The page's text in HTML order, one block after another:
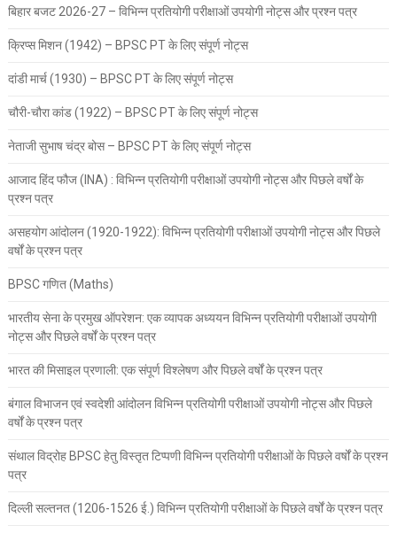
बिहार बजट 2026-27 – विभिन्न प्रतियोगी परीक्षाओं उपयोगी नोट्स और प्रश्न पत्र
क्रिप्स मिशन (1942) – BPSC PT के लिए संपूर्ण नोट्स
दांडी मार्च (1930) – BPSC PT के लिए संपूर्ण नोट्स
चौरी-चौरा कांड (1922) – BPSC PT के लिए संपूर्ण नोट्स
नेताजी सुभाष चंद्र बोस – BPSC PT के लिए संपूर्ण नोट्स
आजाद हिंद फौज (INA) : विभिन्न प्रतियोगी परीक्षाओं उपयोगी नोट्स और पिछले वर्षों के
प्रश्न पत्र
असहयोग आंदोलन (1920-1922): विभिन्न प्रतियोगी परीक्षाओं उपयोगी नोट्स और पिछले
वर्षों के प्रश्न पत्र
BPSC गणित (Maths)
भारतीय सेना के प्रमुख ऑपरेशन: एक व्यापक अध्ययन विभिन्न प्रतियोगी परीक्षाओं उपयोगी
नोट्स और पिछले वर्षों के प्रश्न पत्र
भारत की मिसाइल प्रणाली: एक संपूर्ण विश्लेषण और पिछले वर्षों के प्रश्न पत्र
बंगाल विभाजन एवं स्वदेशी आंदोलन विभिन्न प्रतियोगी परीक्षाओं उपयोगी नोट्स और पिछले
वर्षों के प्रश्न पत्र
संथाल विद्रोह BPSC हेतु विस्तृत टिप्पणी विभिन्न प्रतियोगी परीक्षाओं के पिछले वर्षों के प्रश्न
पत्र
दिल्ली सल्तनत (1206-1526 ई.) विभिन्न प्रतियोगी परीक्षाओं के पिछले वर्षों के प्रश्न पत्र